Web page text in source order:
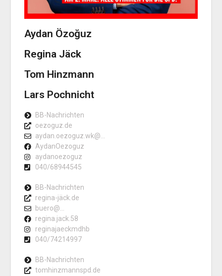
Aydan Özoğuz
Regina Jäck
Tom Hinzmann
Lars Pochnicht
BB-Nachrichten
oezoguz.de
aydan.oezoguz.wk@...
AydanOezoguz
aydanoezoguz
040/68944545
BB-Nachrichten
regina-jäck.de
buero@...
regina.jack.58
reginajaeckmdhb
040/74214997
BB-Nachrichten
tomhinzmannspd.de